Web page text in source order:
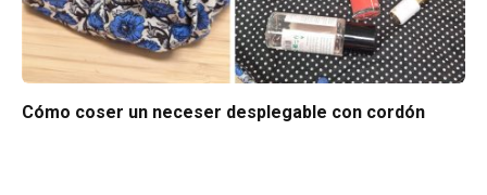
Cómo coser un neceser desplegable con cordón